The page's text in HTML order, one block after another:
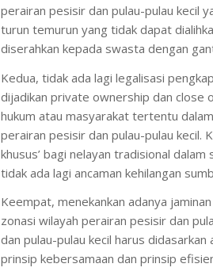
perairan pesisir dan pulau-pulau kecil
turun temurun yang tidak dapat
diserahkan kepada swasta dengan
Kedua, tidak ada lagi legalisasi
dijadikan private ownership dan close
hukum atau masyarakat tertentu
perairan pesisir dan pulau-pulau kecil.
khusus’ bagi nelayan tradisional
tidak ada lagi ancaman kehilangan
Keempat, menekankan adanya
zonasi wilayah perairan pesisir dan
dan pulau-pulau kecil harus
prinsip kebersamaan dan prinsip